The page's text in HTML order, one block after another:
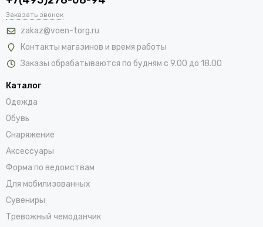
Заказать звонок
zakaz@voen-torg.ru
Контакты магазинов и время работы
Заказы обрабатываются по будням с 9.00 до 18.00
Каталог
Одежда
Обувь
Снаряжение
Аксессуары
Форма по ведомствам
Для мобилизованных
Сувениры
Тревожный чемоданчик